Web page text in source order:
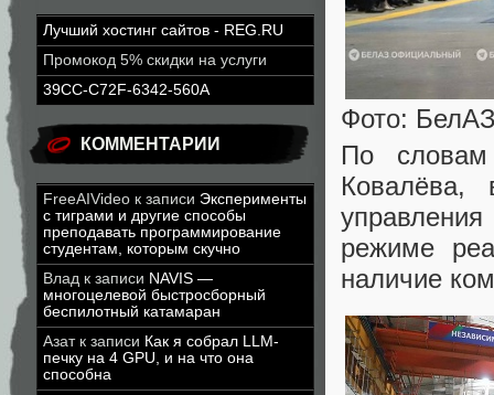
Лучший хостинг сайтов - REG.RU
Промокод 5% скидки на услуги
39CC-C72F-6342-560A
КОММЕНТАРИИ
FreeAIVideo к записи Эксперименты
с тиграми и другие способы
преподавать программирование
студентам, которым скучно
Влад к записи NAVIS —
многоцелевой быстросборный
беспилотный катамаран
Азатк записи Как я собрал LLM-
печку на 4 GPU, и на что она
способна
Фото:
По словам
Ковалёва,
режиме
наличие